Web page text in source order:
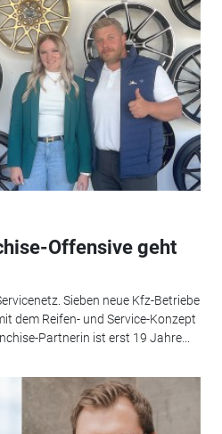
Offensive geht
Sieben neue Kfz-Betriebe
dem Reifen- und Service-Konzept
Partnerin ist erst 19 Jahre...